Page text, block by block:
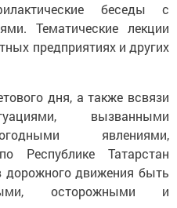
беседы с
Тематические лекции
предприятиях и других
дня, а также всвязи
вызванными
явлениями,
Республике Татарстан
дорожного движения быть
осторожными и